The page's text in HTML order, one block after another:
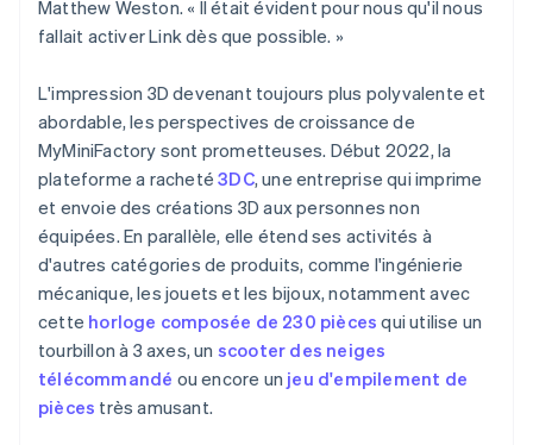
Matthew Weston. « Il était évident pour nous qu'il nous
fallait activer Link dès que possible. »
L'impression 3D devenant toujours plus polyvalente et
abordable, les perspectives de croissance de
MyMiniFactory sont prometteuses. Début 2022, la
plateforme a racheté3DC, une entreprise qui imprime
et envoie des créations 3D aux personnes non
équipées. En parallèle, elle étend ses activités à
d'autres catégories de produits, comme l'ingénierie
mécanique, les jouets et les bijoux, notamment avec
cette horloge composée de 230 pièces qui utilise un
tourbillon à 3 axes, un scooter des neiges
télécommandé ou encore un jeu d'empilement de
pièces très amusant.
Australie
English
Deutsch English
Belgique
NederlandsFrançaisDeutschEnglish
Brésil
PortuguêsEnglish
Bulgarie
English
Canada
EnglishFrançais
Chine continentale
简体中文English
Chypre
Croatie
EnglishItaliano